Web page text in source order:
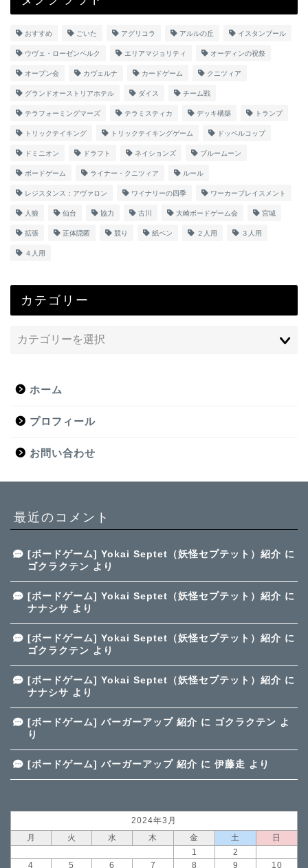
おすすめ ごいた アグリコラ アルルの丘 イスタンブール
ウヴェ・ローゼンベルク エリアマジョリティ オーディンの祝祭
オープン会 カヴェルナ カードゲーム クニツィア
グランドオーストリアホテル ダイス チーム戦
テラフォーミングマーズ テラミスティカ デッキ構築 トランプ
トリックテイキング トリックテイキングゲーム ドッペルコップ
ドミニオン ドラフト ネイションズ ブルームーン
ボードゲーム ライナー・クニツィア ルール
レジスタンス：アヴァロン ワイナリーの四季 ワーカープレイスメント
人狼 仙台 協力 古川 大崎ボードゲーム会 宮城
拡張 正体隠匿 競り 紙ペン ２人用 ３人用
４人用
カテゴリー
ホーム
プロフィール
お問い合わせ
最近のコメント
[ボードゲーム] Yokai Septet（妖怪セプテット）紹介 に
ゴクラクテン より
[ボードゲーム] Yokai Septet（妖怪セプテット）紹介 に
ナナシサ より
[ボードゲーム] Yokai Septet（妖怪セプテット）紹介 に
ゴクラクテン より
[ボードゲーム] Yokai Septet（妖怪セプテット）紹介 に
ナナシサ より
[ボードゲーム] バーガーアップ 紹介 に ゴクラクテン よ
り
[ボードゲーム] バーガーアップ 紹介 に 伊藤走 より
2024年3月
月
火 水 木 金 土
日
1
2
4
5 6 7 8 9 10